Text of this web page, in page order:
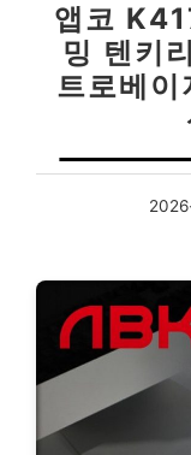
앱코
밍 텐키
트로베